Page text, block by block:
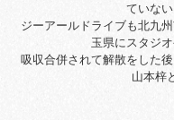
ていない
ジーアールドライブも北九
玉県にスタジ
吸収合併されて解散をした
山本梓